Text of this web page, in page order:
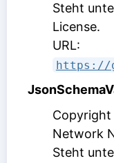
Steht
License.
URL:
https://
Network
Steht